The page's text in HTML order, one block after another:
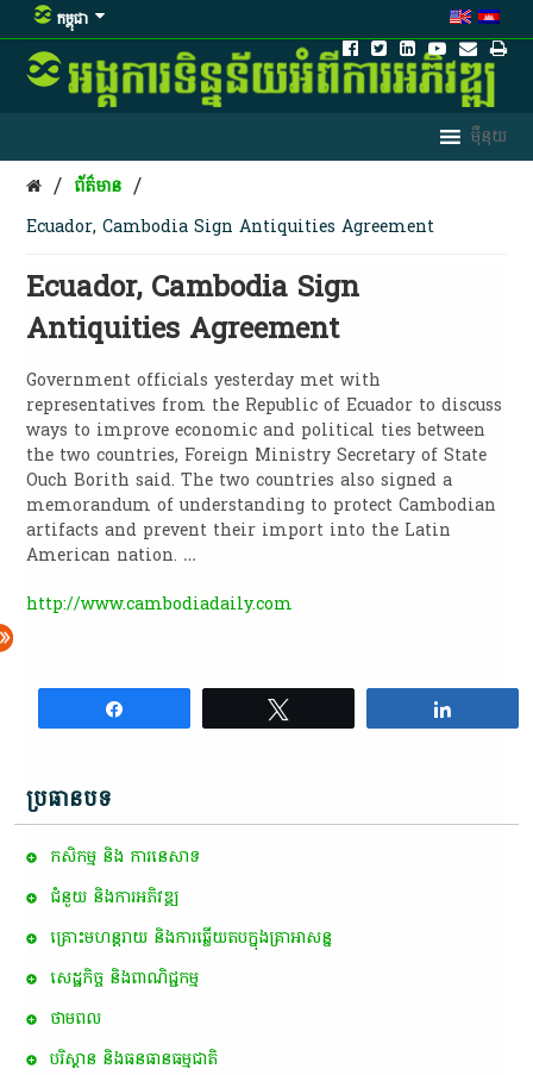
កម្ពុជា
/ ព័ត៌មាន /
Ecuador, Cambodia Sign Antiquities Agreement
Ecuador, Cambodia Sign
Antiquities Agreement
Government officials yesterday met with
representatives from the Republic of Ecuador to discuss
ways to improve economic and political ties between
the two countries, Foreign Ministry Secretary of State
Ouch Borith said. The two countries also signed a
memorandum of understanding to protect Cambodian
artifacts and prevent their import into the Latin
American nation. …
http://www.cambodiadaily.com
ប្រធានបទ
កសិកម្ម​ និង​ ការ​នេ​សាទ​
ជំនួយ និងការអភិវឌ្ឍ
គ្រោះមហន្តរាយ និងការឆ្លើយតបក្នុងគ្រាអាសន្ន
សេដ្ឋកិច្ច និងពាណិជ្ជកម្ម
ថាមពល
បរិស្ថាន និងធនធានធម្មជាតិ